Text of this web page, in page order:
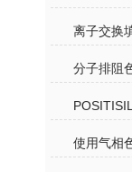
离子交换
分子排阻
使用气相